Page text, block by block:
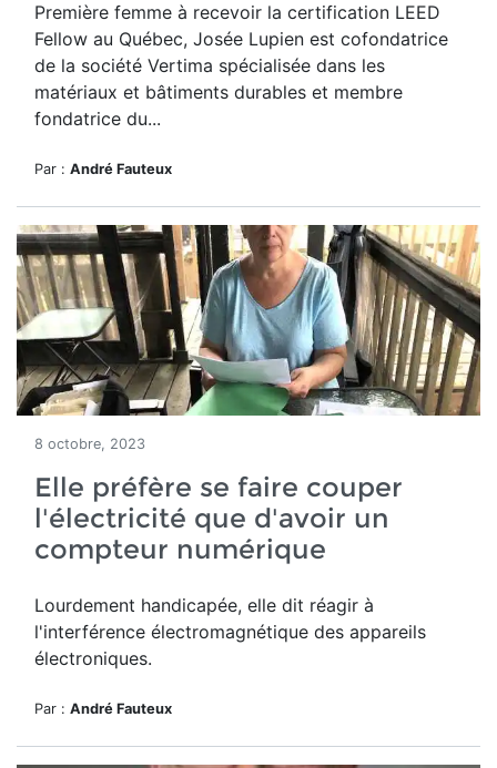
Première femme à recevoir la certification LEED
Fellow au Québec, Josée Lupien est cofondatrice
de la société Vertima spécialisée dans les
matériaux et bâtiments durables et membre
fondatrice du...
Par : André Fauteux
8 octobre, 2023
Elle préfère se faire couper
l'électricité que d'avoir un
compteur numérique
Lourdement handicapée, elle dit réagir à
l'interférence électromagnétique des appareils
électroniques.
Par : André Fauteux